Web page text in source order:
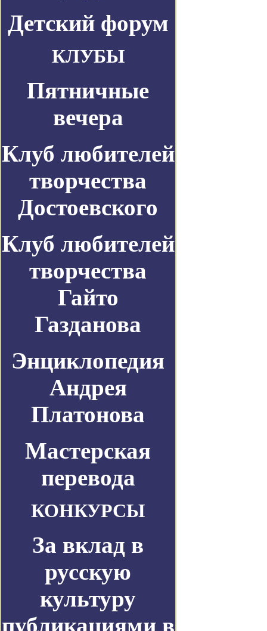
Детский форум
КЛУБЫ
Пятничные
вечера
Клуб любителей
творчества
Достоевского
Клуб любителей
творчества
Гайто
Газданова
Энциклопедия
Андрея
Платонова
Мастерская
перевода
КОНКУРСЫ
За вклад в
русскую
культуру
публикациями в